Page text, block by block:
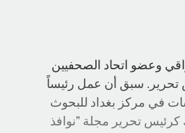
وعضو اتحاد الصحفيين
تحرير. سبق أن عمل رئيساً
في مركز بغداد للبحوث
كرئيس تحرير مجلة "نوافذ